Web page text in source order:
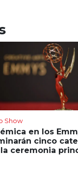
Show
en los
cinco
ceremonia